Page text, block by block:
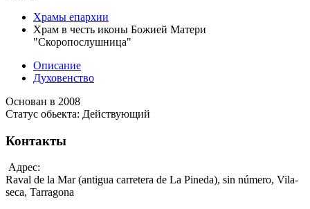
Храмы епархии
Храм в честь иконы Божией Матери
"Скоропослушница"
Описание
Духовенство
Основан в 2008
Статус обьекта: Действующий
Контакты
Адрес:
Raval de la Mar (antigua carretera de La Pineda), sin número, Vila-
seca, Tarragona